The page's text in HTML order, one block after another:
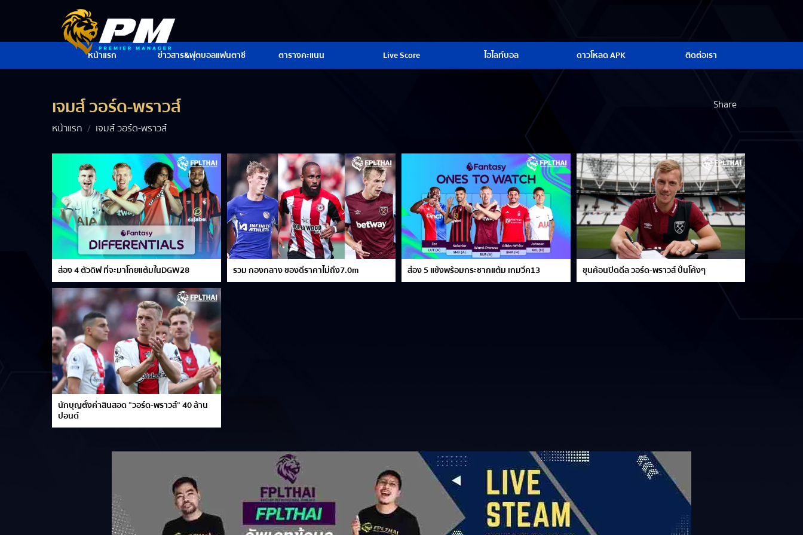
หน้าแรก ข่าวสาร&ฟุตบอลแฟนตาซี ตารางคะแนน Live Score ไฮไลท์บอล ดาวโหลด APK ติดต่อเรา
เจมส์ วอร์ด-พราวส์
Share
หน้าแรก
เจมส์ วอร์ด-พราวส์
ส่อง 4 ตัวดิฟ ที่จะมาโกยแต้มในDGW28 รวม กองกลาง ของดีราคาไม่ถึง7.0m ส่อง 5 แข้งพร้อมกระชากแต้ม เกมวีค13 ขุนค้อนปิดดีล วอร์ด-พราวส์ ปั่นโค้งๆ
นักบุญตั้งค่าสินสอด “วอร์ด-พราวส์” 40 ล้าน
ปอนด์